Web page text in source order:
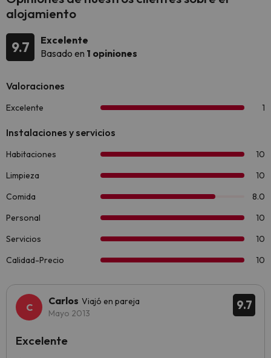
alojamiento
9.7
Excelente
Basado en 1 opiniones
9.7
Carlos Viajó en pareja
Mayo 2013
Excelente